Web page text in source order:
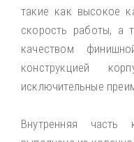
такие как высокое
скорость работы, а
качеством
конструкцией
исключительные
Внутренняя часть